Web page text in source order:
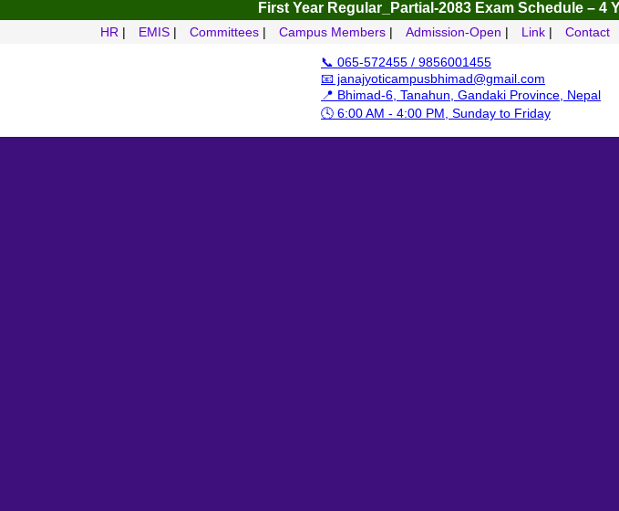
First Year Regular_Partial-2083 Exam Schedule – 4 Yrs
HR | EMIS | Committees | Campus Members | Admission-Open | Link | Contact
📞 065-572455 / 9856001455
📧 janajyoticampusbhimad@gmail.com
📍 Bhimad-6, Tanahun, Gandaki Province, Nepal
🕓 6:00 AM - 4:00 PM, Sunday to Friday